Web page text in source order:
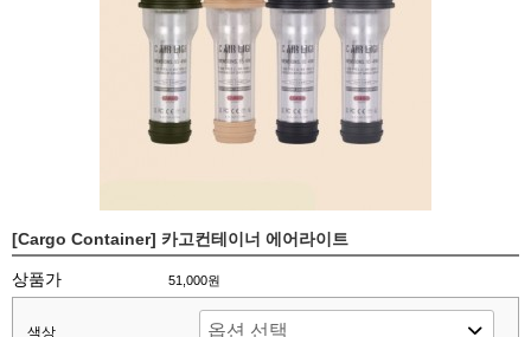
[Cargo Container] 카고컨테이너 에어라이트
상품가 51,000원
색상